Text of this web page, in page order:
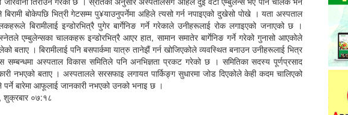
बोकेपछि भित्री गेटसम्म पु¥याउनुपर्नेमा अहिले त्यसो गर्न नपाइएको दुखेसो पोखे । यता अस्पताल
बिरामीलाई इन्डोरभित्रै पुगेर बार्गेनिङ गर्ने गरेकाले उनीहरूलाई रोक लगाइएको जनाएको छ ।
एम्बुलेन्सका चालकहरू इन्डोरभित्रै आएर हात, सामान समातेर बार्गेनिङ गर्ने गरेको गुनासो आएकोले
। बिरामीलाई पनि बसपार्कमा यात्रु तानेझैं गर्न खोजिएकोले व्यवस्थित बनाउन उनीहरूलाई भित्र
अस्पताल विकास समितिले पनि अनभिज्ञता प्रकट गरेको छ । समितिका सदस्य पूर्णप्रसाद
नभएको बताए । अस्पतालले सरसफाइ लगायत पार्किङ्ग सुधारमा जोड दिएकोले केही कदम चालिएको
पर्ने बारेमा आफूलाई जानकारी नभएको उनको भनाइ छ ।
०७:१८